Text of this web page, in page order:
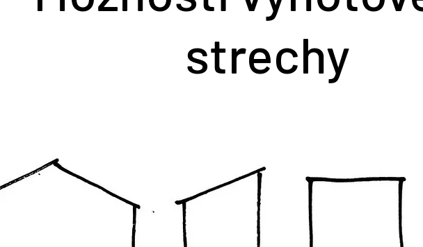
strechy